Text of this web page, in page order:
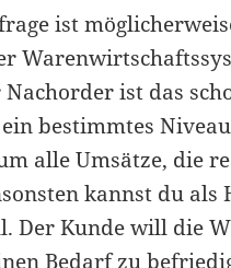
ist
ist das
bestimmtes
alle Umsätze, die
kannst du als
Der Kunde will die
Bedarf zu